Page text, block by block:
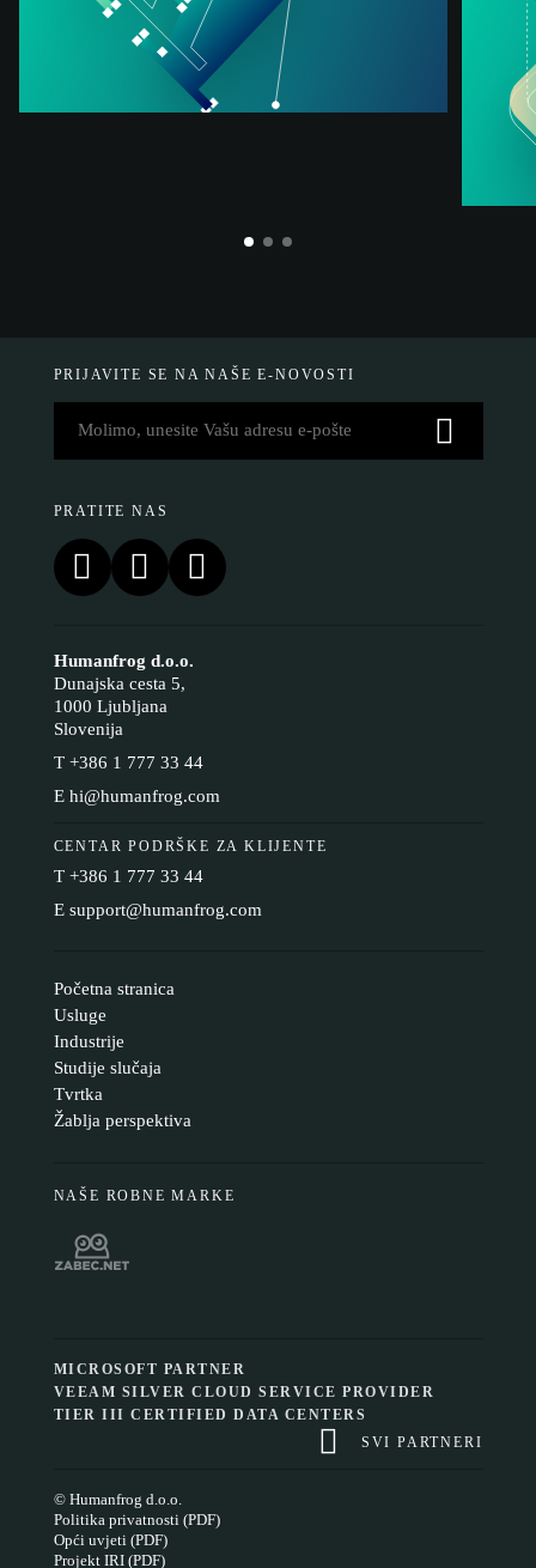
PRIJAVITE SE NA NAŠE E-NOVOSTI
PRATITE NAS
Humanfrog d.o.o.
Dunajska cesta 5,
1000 Ljubljana
Slovenija
T +386 1 777 33 44
E hi@humanfrog.com
CENTAR PODRŠKE ZA KLIJENTE
T +386 1 777 33 44
E support@humanfrog.com
Početna stranica
Usluge
Industrije
Studije slučaja
Tvrtka
Žablja perspektiva
NAŠE ROBNE MARKE
MICROSOFT PARTNER
VEEAM SILVER CLOUD SERVICE PROVIDER
TIER III CERTIFIED DATA CENTERS
SVI PARTNERI
© Humanfrog d.o.o.
Politika privatnosti (PDF)
Opći uvjeti (PDF)
Projekt IRI (PDF)